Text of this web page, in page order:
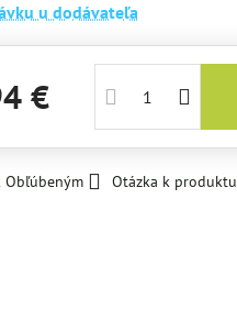
u dodávateľa
€
Obľúbeným Otázka k produktu